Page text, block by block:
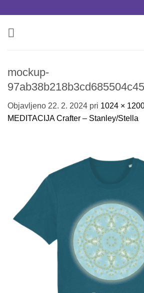
vsebino
mockup-
Objavljeno 22. 2. 2024 pri 1024 ×
MEDITACIJA Crafter – Stanley/Stella